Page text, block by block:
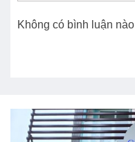
Không có bình luận nào